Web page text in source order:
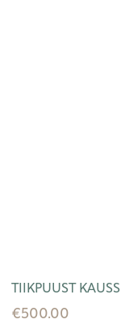
TIIKPUUST KAUSS
€500.00